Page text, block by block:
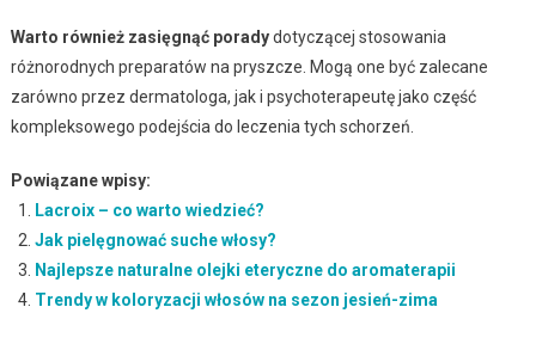
Warto również zasięgnąć poradydotyczącej stosowania
różnorodnych preparatów na pryszcze. Mogą one być zalecane
zarówno przez dermatologa, jak i psychoterapeutę jako część
kompleksowego podejścia do leczenia tych schorzeń.
Powiązane wpisy:
Lacroix – co warto wiedzieć?
Jak pielęgnować suche włosy?
Najlepsze naturalne olejki eteryczne do aromaterapii
Trendy w koloryzacji włosów na sezon jesień-zima